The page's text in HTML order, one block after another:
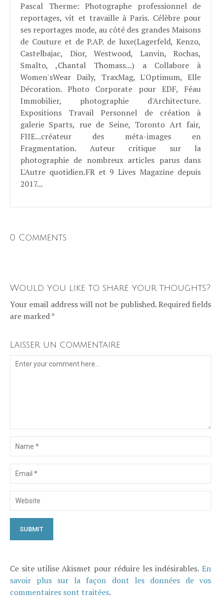
Pascal Therme: Photographe professionnel de
reportages, vit et travaille à Paris. Célèbre pour
ses reportages mode, au côté des grandes Maisons
de Couture et de P.AP. de luxe(Lagerfeld, Kenzo,
Castelbajac, Dior, Westwood, Lanvin, Rochas,
Smalto, ,Chantal Thomass...) a Collabore à
Women'sWear Daily, TraxMag, L'Optimum, Elle
Décoration. Photo Corporate pour EDF, Féau
Immobilier, photographie d'Architecture.
Expositions Travail Personnel de création à
galerie Sparts, rue de Seine, Toronto Art fair,
FIIE...créateur des méta-images en
Fragmentation. Auteur critique sur la
photographie de nombreux articles parus dans
L'Autre quotidien.FR et 9 Lives Magazine depuis
2017...
0 Comments
Would you like to share your thoughts?
Your email address will not be published. Required fields
are marked *
Laisser un commentaire
Ce site utilise Akismet pour réduire les indésirables. En
savoir plus sur la façon dont les données de vos
commentaires sont traitées.